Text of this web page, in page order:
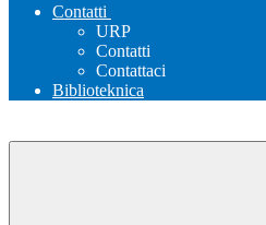
Contatti
URP
Contatti
Contattaci
Biblioteknica